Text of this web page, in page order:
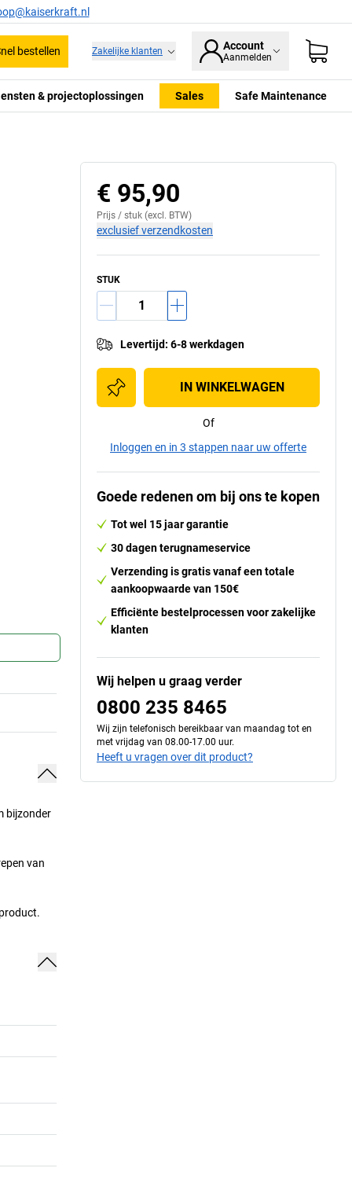
bestellen Zakelijke klanten Account
Aanmelden
& projectoplossingen Sales Safe Maintenance
bijzonder
van
€ 95,90
Prijs / stuk (excl. BTW)
exclusief verzendkosten
STUK
Levertijd: 6-8 werkdagen
IN WINKELWAGEN
Of
Inloggen en in 3 stappen naar uw offerte
Goede redenen om bij ons te kopen
Tot wel 15 jaar garantie
30 dagen terugnameservice
Verzending is gratis vanaf een totale
aankoopwaarde van 150€
Efficiënte bestelprocessen voor zakelijke
klanten
Wij helpen u graag verder
0800 235 8465
Wij zijn telefonisch bereikbaar van maandag tot en
met vrijdag van 08.00-17.00 uur.
Heeft u vragen over dit product?